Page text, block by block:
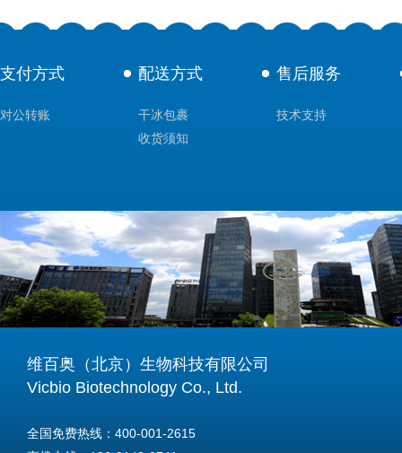
支付方式
对公转账
配送方式
干冰包裹
收货须知
售后服务
技术支持
维百奥（北京）生物科技有限公司
Vicbio Biotechnology Co., Ltd.
全国免费热线：400-001-2615